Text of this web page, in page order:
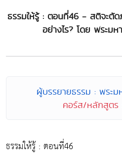
ธรรมให้รู้ : ตอนที่46 - สติจะตั
อย่างไร? โดย พระม
ผู้บรรยายธรรม : พระม
คอร์ส/หลักสูตร
ธรรมให้รู้ : ตอนที่46